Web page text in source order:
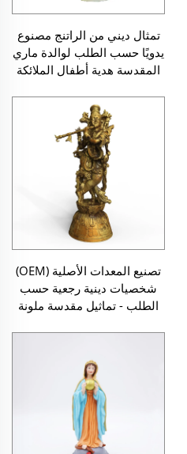
تمثال ديني من الراتنج مصنوع
يدويًا حسب الطلب لوالدة ماري
المقدسة هدية أطفال الملائكة
والطفل
تصنيع المعدات الأصلية (OEM)
شخصيات دينية رجعية حسب
الطلب - تماثيل مقدسة ملونة
الأبعاد لتزيين المنزل